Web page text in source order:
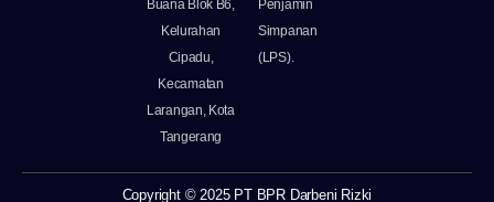
Buana Blok B6,
Kelurahan
Cipadu,
Kecamatan
Larangan, Kota
Tangerang
Penjamin
Simpanan
(LPS).
Copyright © 2025 PT BPR Darbeni Rizki